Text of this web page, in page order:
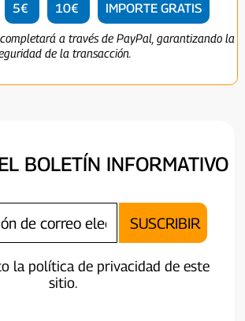
5€ 10€ IMPORTE GRATIS
a través de PayPal, garantizando la
de la transacción.
BOLETÍN INFORMATIVO
la política de privacidad de este
sitio.